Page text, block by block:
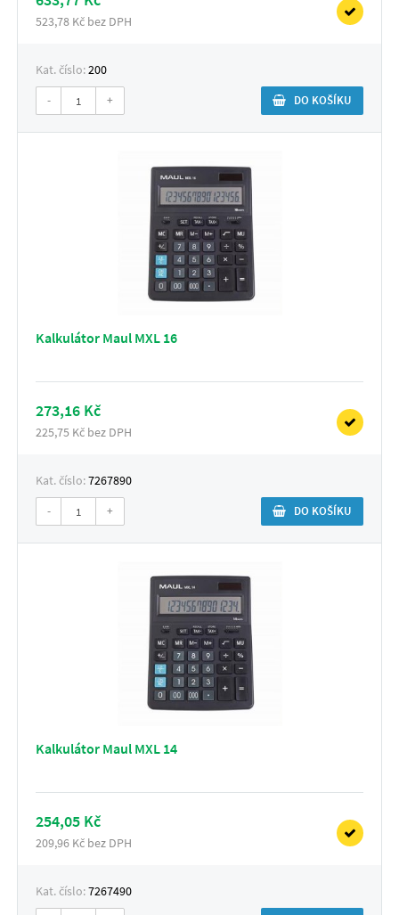
523,78 Kč bez DPH
Kat. číslo:200
- + DO KOŠÍKU
Kalkulátor Maul MXL 16
273,16 Kč
225,75 Kč bez DPH
Kat. číslo:7267890
- + DO KOŠÍKU
Kalkulátor Maul MXL 14
254,05 Kč
209,96 Kč bez DPH
Kat. číslo:7267490